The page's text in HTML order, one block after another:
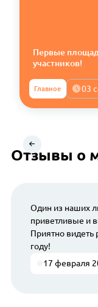
Первые
участников!
Главное 03
Отзывы о
Один из наших
приветливые и
Приятно видеть
году!
17 февраля